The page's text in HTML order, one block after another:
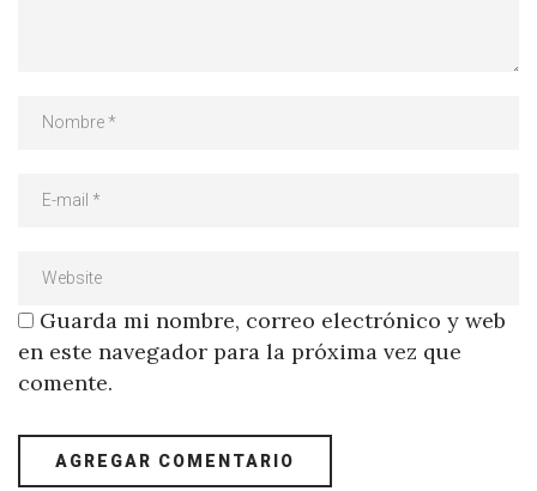
Guarda mi nombre, correo electrónico y web
en este navegador para la próxima vez que
comente.